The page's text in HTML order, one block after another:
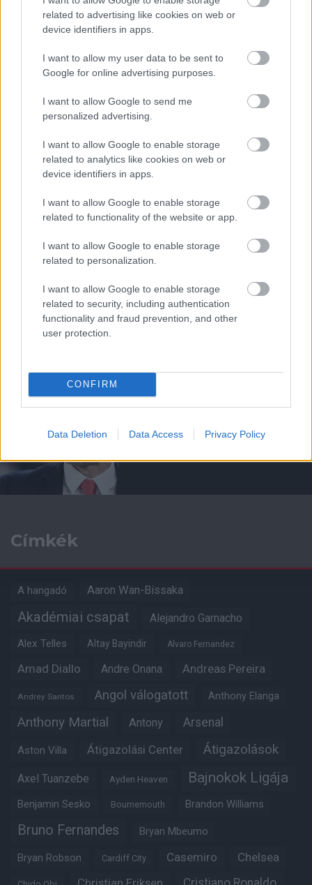
related to advertising like cookies on web or
device identifiers in apps.
I want to allow my user data to be sent to
Google for online advertising purposes.
I want to allow Google to send me
personalized advertising.
I want to allow Google to enable storage
related to analytics like cookies on web or
device identifiers in apps.
I want to allow Google to enable storage
related to functionality of the website or app.
I want to allow Google to enable storage
related to personalization.
I want to allow Google to enable storage
related to security, including authentication
functionality and fraud prevention, and other
user protection.
CONFIRM
Data Deletion Data Access Privacy Policy
Támogatás
Támogasd adományoddal
a ManUtdFanatics.hu működését!
GIGGS: ÁRTATLAN VAGYOK
GIGGS: 20 ÉV IS ELTELHET A
KÖVETKEZŐ PL GYŐZELEMIG
Címkék
A hangadó Aaron Wan-Bissaka
Akadémiai csapat Alejandro Garnacho
Alex Telles Altay Bayindir Alvaro Fernandez
Amad Diallo Andre Onana Andreas Pereira
Andrey Santos Angol válogatott Anthony Elanga
Anthony Martial Antony Arsenal
Aston Villa Átigazolási Center Átigazolások
Axel Tuanzebe Ayden Heaven Bajnokok Ligája
Benjamin Sesko Bournemouth Brandon Williams
Bruno Fernandes Bryan Mbeumo
Bryan Robson Cardiff City Casemiro Chelsea